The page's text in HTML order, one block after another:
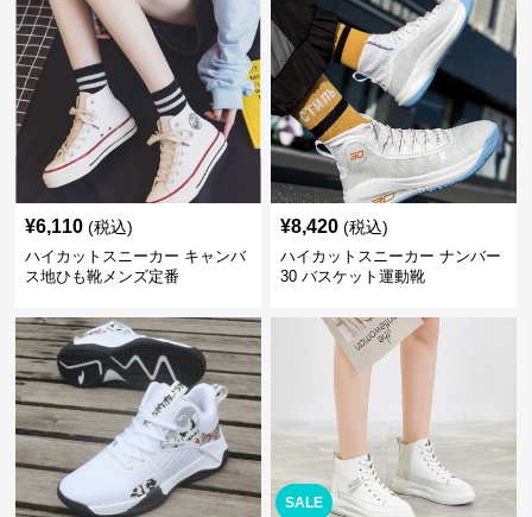
¥6,110 (税込)
ハイカットスニーカー キャンバ
ス地ひも靴メンズ定番
¥8,420 (税込)
ハイカットスニーカー ナンバー
30 バスケット運動靴
SALE